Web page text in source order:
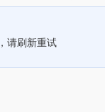
请刷新重试